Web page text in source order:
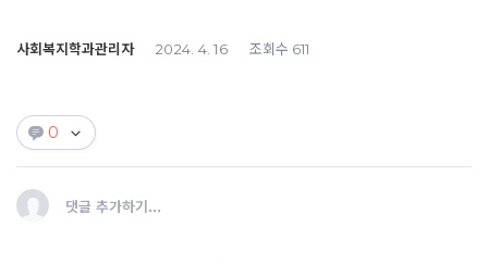
사회복지학과관리자 2024. 4. 16 조회수 611
0
댓글 추가하기...